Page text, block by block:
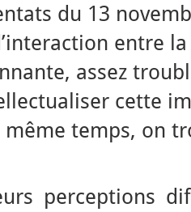
du 13
entre
assez
cette
temps, on
perceptions